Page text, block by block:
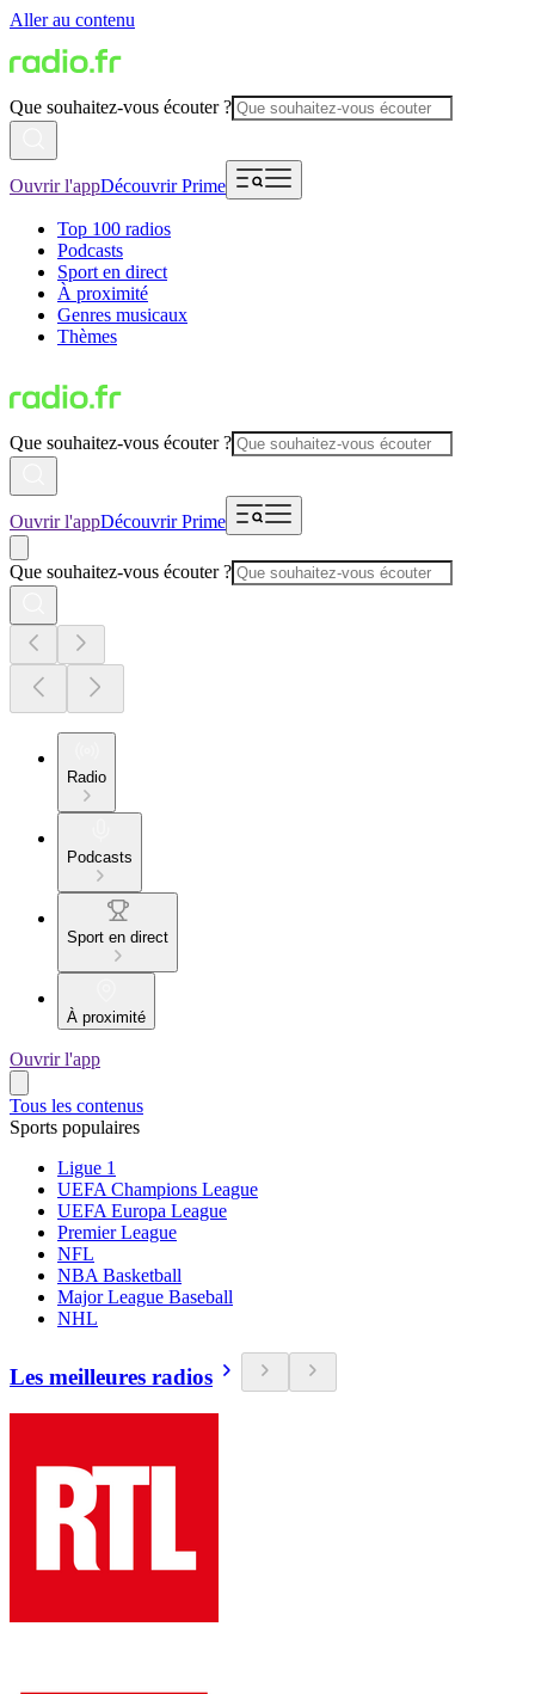
Aller au contenu
Que souhaitez-vous écouter ?
Ouvrir l'appDécouvrir Prime
Top 100 radios
Podcasts
Sport en direct
À proximité
Genres musicaux
Thèmes
Que souhaitez-vous écouter ?
Ouvrir l'appDécouvrir Prime
Que souhaitez-vous écouter ?
Radio
Podcasts
Sport en direct
À proximité
Ouvrir l'app
Tous les contenus
Sports populaires
Ligue 1
UEFA Champions League
UEFA Europa League
Premier League
NFL
NBA Basketball
Major League Baseball
NHL
Les meilleures radios